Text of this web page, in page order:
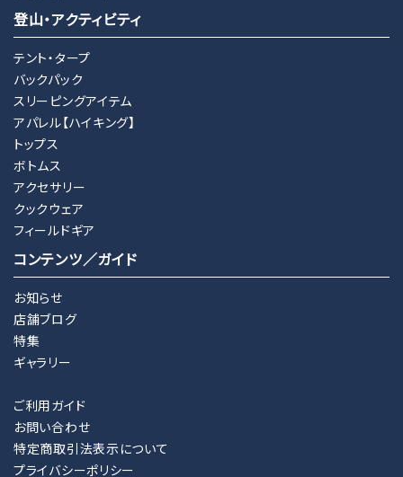
登山・アクティビティ
テント・タープ
バックパック
スリーピングアイテム
アパレル【ハイキング】
トップス
ボトムス
アクセサリー
クックウェア
フィールドギア
コンテンツ／ガイド
お知らせ
店舗ブログ
特集
ギャラリー
ご利用ガイド
お問い合わせ
特定商取引法表示について
プライバシーポリシー